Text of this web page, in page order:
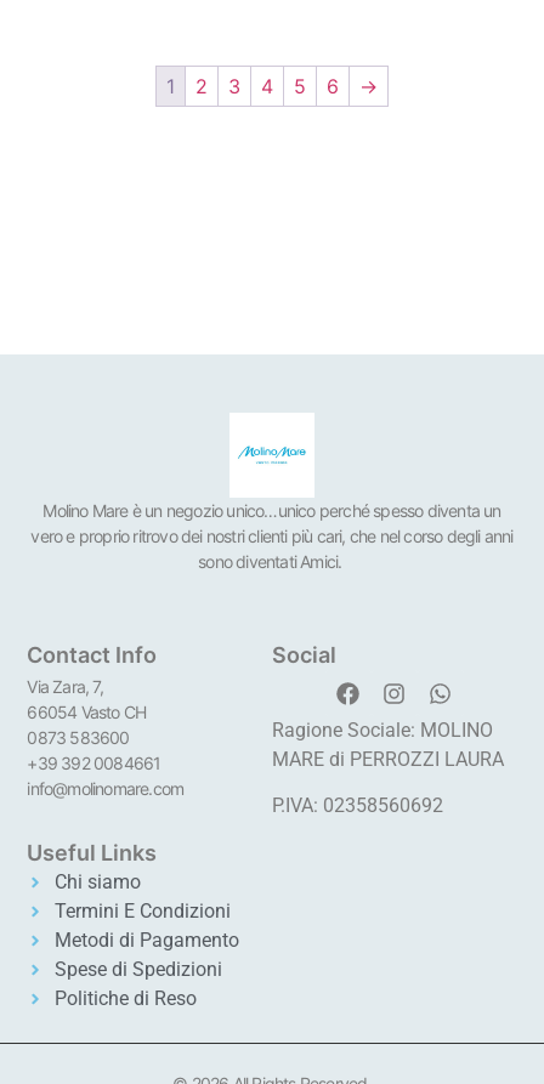
1 2 3 4 5 6 →
Molino Mare è un negozio unico…unico perché spesso diventa un
vero e proprio ritrovo dei nostri clienti più cari, che nel corso degli anni
sono diventati Amici.
Contact Info
Via Zara, 7,
66054 Vasto CH
0873 583600
+39 392 0084661
info@molinomare.com
Social
Ragione Sociale: MOLINO
MARE di PERROZZI LAURA
P.IVA: 02358560692
Useful Links
Chi siamo
Termini E Condizioni
Metodi di Pagamento
Spese di Spedizioni
Politiche di Reso